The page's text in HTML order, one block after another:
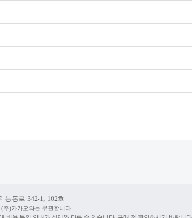
능동로 342-1, 102호
)카카오와는 무관합니다.